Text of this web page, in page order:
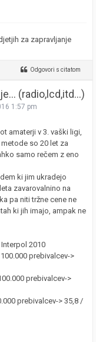
za zapravljanje
Odgovori s citatom
(radio,lcd,itd...)
1:57 pm
amaterji v 3. vaški ligi,
so 20 let za
samo rečem z eno
ki jim ukradejo
zavarovalnino na
pa niti tržne cene ne
ki jih imajo, ampak ne
2010
prebivalcev->
prebivalcev->
prebivalcev-> 35,8 /